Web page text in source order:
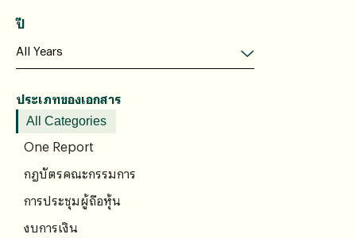
ปี
ประเภทของเอกสาร
All Categories
One Report
กฎบัตรคณะกรรมการ
การประชุมผู้ถือหุ้น
งบการเงิน